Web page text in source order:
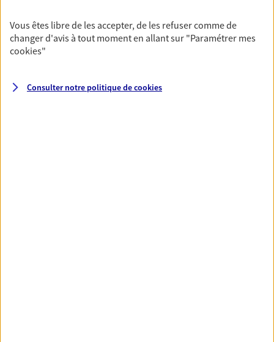
Vous êtes libre de les accepter, de les refuser comme de
changer d'avis à tout moment en allant sur "Paramétrer mes
cookies"
Consulter notre politique decookies